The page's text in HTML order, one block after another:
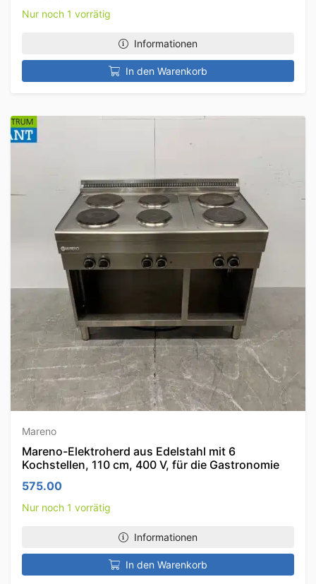
Nur noch 1 vorrätig
Informationen
In den Warenkorb
Mareno
Mareno-Elektroherd aus Edelstahl mit 6
Kochstellen, 110 cm, 400 V, für die Gastronomie
575.00
Nur noch 1 vorrätig
Informationen
In den Warenkorb